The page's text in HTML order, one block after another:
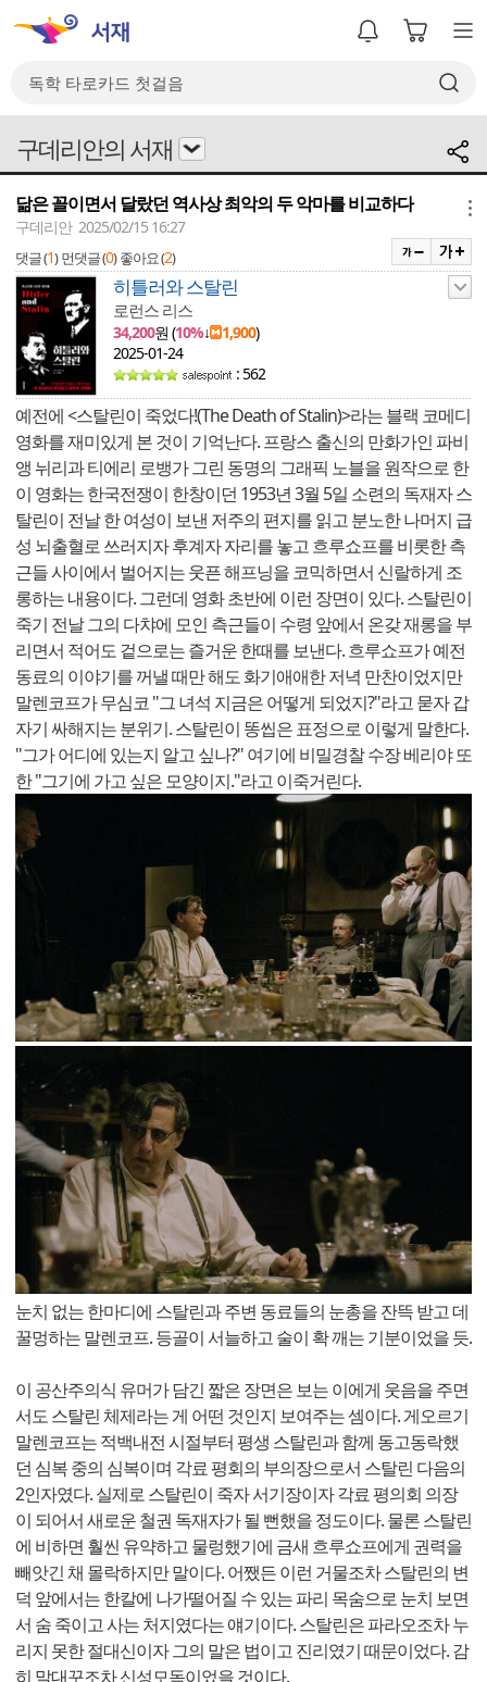
구데리안의 서재
닮은 꼴이면서 달랐던 역사상 최악의 두 악마를 비교하다
구데리안 2025/02/15 16:27
댓글 (1) 먼댓글 (0) 좋아요 (2)
히틀러와 스탈린
로런스 리스
34,200원 (10%↓ 1,900)
2025-01-24
: 562
예전에 <스탈린이 죽었다!(The Death of Stalin)>라는 블랙 코메디
영화를 재미있게 본 것이 기억난다. 프랑스 출신의 만화가인 파비
앵 뉘리과 티에리 로뱅가 그린 동명의 그래픽 노블을 원작으로 한
이 영화는 한국전쟁이 한창이던 1953년 3월 5일 소련의 독재자 스
탈린이 전날 한 여성이 보낸 저주의 편지를 읽고 분노한 나머지 급
성 뇌출혈로 쓰러지자 후계자 자리를 놓고 흐루쇼프를 비롯한 측
근들 사이에서 벌어지는 웃픈 해프닝을 코믹하면서 신랄하게 조
롱하는 내용이다. 그런데 영화 초반에 이런 장면이 있다. 스탈린이
죽기 전날 그의 다챠에 모인 측근들이 수령 앞에서 온갖 재롱을 부
리면서 적어도 겉으로는 즐거운 한때를 보낸다. 흐루쇼프가 예전
동료의 이야기를 꺼낼 때만 해도 화기애애한 저녁 만찬이었지만
말렌코프가 무심코 "그 녀석 지금은 어떻게 되었지?"라고 묻자 갑
자기 싸해지는 분위기. 스탈린이 똥씹은 표정으로 이렇게 말한다.
"그가 어디에 있는지 알고 싶나?" 여기에 비밀경찰 수장 베리야 또
한 "그기에 가고 싶은 모양이지."라고 이죽거린다.
눈치 없는 한마디에 스탈린과 주변 동료들의 눈총을 잔뜩 받고 데
꿀멍하는 말렌코프. 등골이 서늘하고 술이 확 깨는 기분이었을 듯.
이 공산주의식 유머가 담긴 짧은 장면은 보는 이에게 웃음을 주면
서도 스탈린 체제라는 게 어떤 것인지 보여주는 셈이다. 게오르기
말렌코프는 적백내전 시절부터 평생 스탈린과 함께 동고동락했
던 심복 중의 심복이며 각료 평회의 부의장으로서 스탈린 다음의
2인자였다. 실제로 스탈린이 죽자 서기장이자 각료 평의회 의장
이 되어서 새로운 철권 독재자가 될 뻔했을 정도이다. 물론 스탈린
에 비하면 훨씬 유약하고 물렁했기에 금새 흐루쇼프에게 권력을
빼앗긴 채 몰락하지만 말이다. 어쨌든 이런 거물조차 스탈린의 변
덕 앞에서는 한칼에 나가떨어질 수 있는 파리 목숨으로 눈치 보면
서 숨 죽이고 사는 처지였다는 얘기이다. 스탈린은 파라오조차 누
리지 못한 절대신이자 그의 말은 법이고 진리였기 때문이었다. 감
히 말대꾸조차 신성모독이었을 것이다.